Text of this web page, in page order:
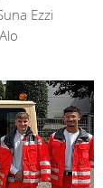
Ezzi